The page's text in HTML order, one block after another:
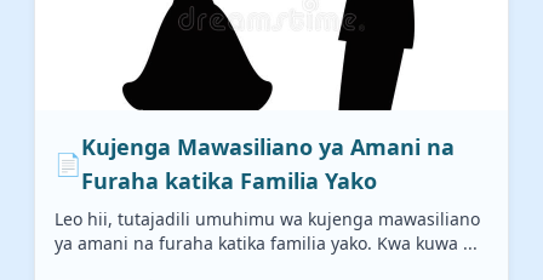
📄
Kujenga Mawasiliano ya Amani na
Furaha katika Familia Yako
Leo hii, tutajadili umuhimu wa kujenga mawasiliano
ya amani na furaha katika familia yako. Kwa kuwa ...